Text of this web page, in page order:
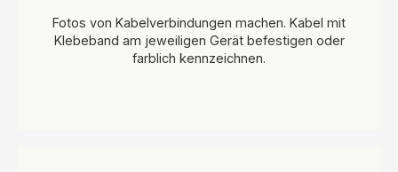
Fotos von Kabelverbindungen machen. Kabel mit
Klebeband am jeweiligen Gerät befestigen oder
farblich kennzeichnen.